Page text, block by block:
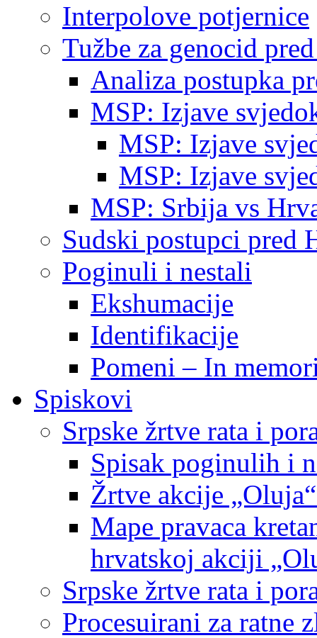
Interpolove potjernice
Tužbe za genocid
Analiza postupka
MSP: Izjave
MSP: Izjave
MSP: Izjave
MSP: Srbija vs
Sudski postupci pred
Poginuli i nestali
Ekshumacije
Identifikacije
Pomeni – In
Spiskovi
Srpske žrtve rata i
Spisak poginulih i
Žrtve akcije
Mape pravaca
hrvatskoj akciji
Srpske žrtve rata i
Procesuirani za ratne